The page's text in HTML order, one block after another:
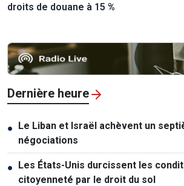
droits de douane à 15 %
Dernière heure
● Le Liban et Israël achèvent un
négociations
● Les États-Unis durcissent les
citoyenneté par le droit du sol